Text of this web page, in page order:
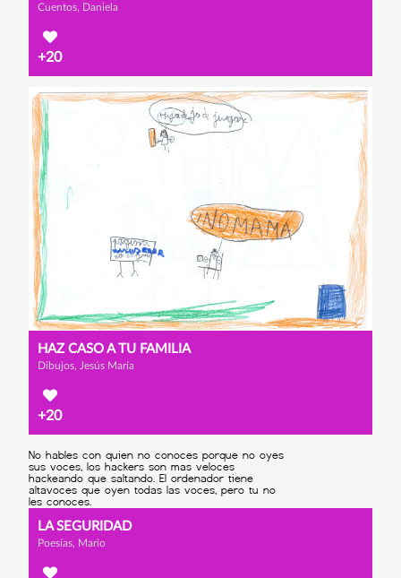
Cuentos, Daniela
+20
HAZ CASO A TU FAMILIA
Dibujos, Jesús María
+20
LA SEGURIDAD
Poesías, Mario